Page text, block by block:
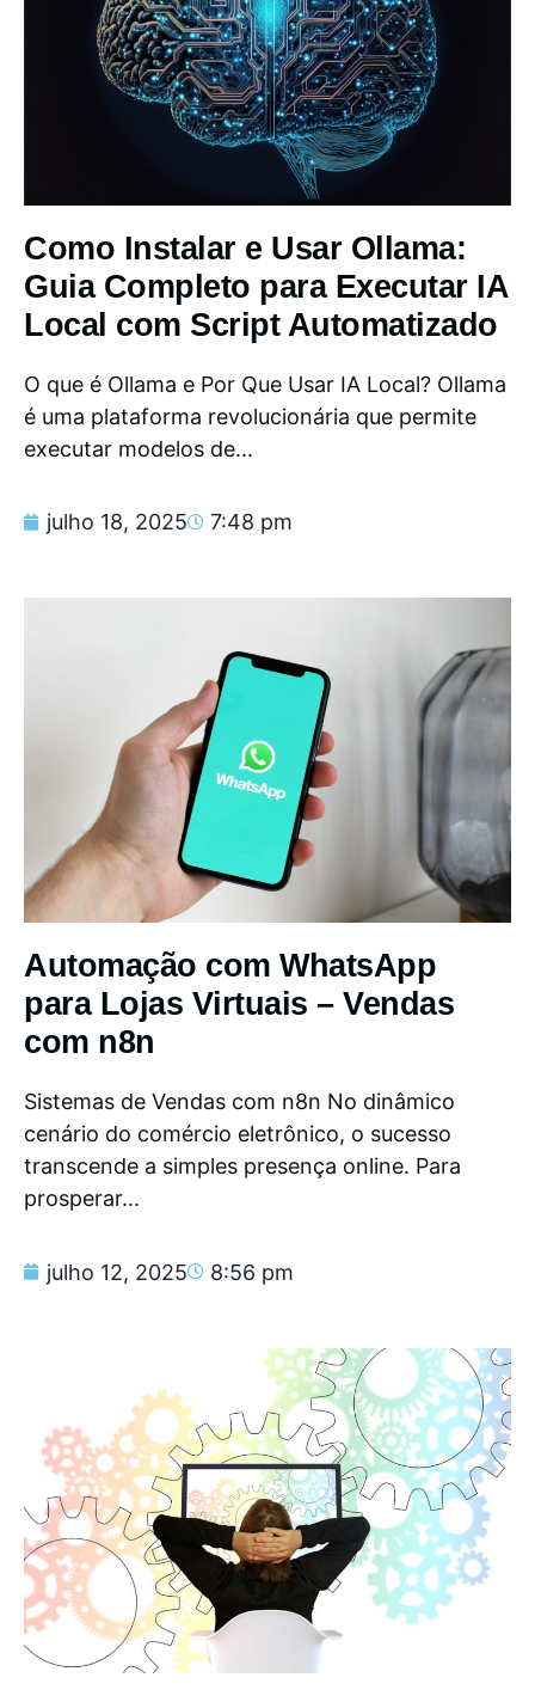
Como Instalar e Usar Ollama:
Guia Completo para Executar IA
Local com Script Automatizado
O que é Ollama e Por Que Usar IA Local? Ollama
é uma plataforma revolucionária que permite
executar modelos de...
julho 18, 2025 7:48 pm
Automação com WhatsApp
para Lojas Virtuais – Vendas
com n8n
Sistemas de Vendas com n8n No dinâmico
cenário do comércio eletrônico, o sucesso
transcende a simples presença online. Para
prosperar...
julho 12, 2025 8:56 pm